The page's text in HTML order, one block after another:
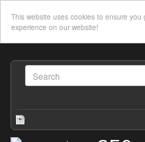
This website uses cookies to ensure you
experience on our website!